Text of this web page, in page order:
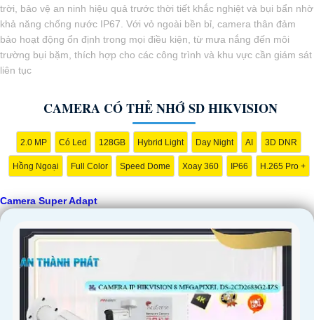
trời, bảo vệ an ninh hiệu quả trước thời tiết khắc nghiệt và bụi bẩn nhờ
khả năng chống nước IP67. Với vỏ ngoài bền bỉ, camera thân đảm
bảo hoạt động ổn định trong mọi điều kiện, từ mưa nắng đến môi
trường bụi bặm, thích hợp cho các công trình và khu vực cần giám sát
liên tục
CAMERA CÓ THẺ NHỚ SD HIKVISION
2.0 MP Có Led 128GB Hybrid Light Day Night AI 3D DNR
Hồng Ngoại Full Color Speed Dome Xoay 360 IP66 H.265 Pro +
Camera Super Adapt